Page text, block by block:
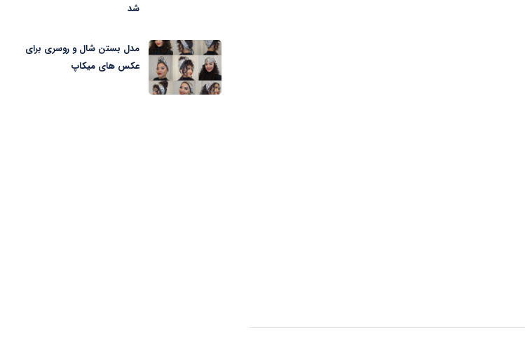
شد
مدل بستن شال و روسری برای
عکس های میکاپ